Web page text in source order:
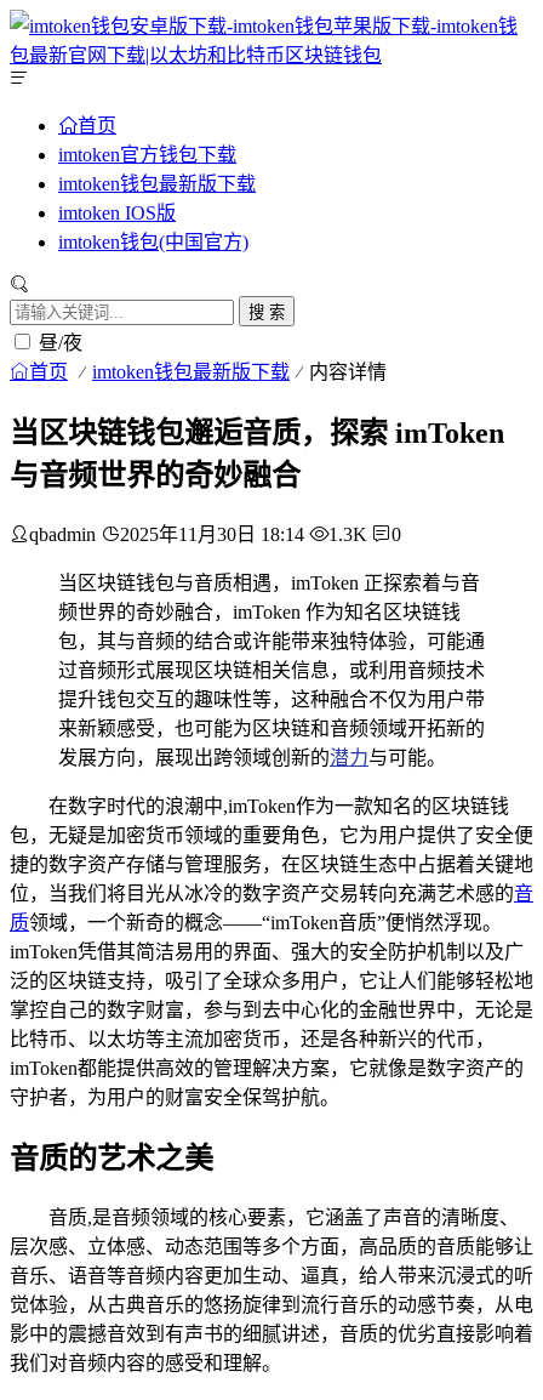
首页
imtoken官方钱包下载
imtoken钱包最新版下载
imtoken IOS版
imtoken钱包(中国官方)
搜 索
昼/夜
首页 imtoken钱包最新版下载 内容详情
当区块链钱包邂逅音质，探索 imToken
与音频世界的奇妙融合
qbadmin 2025年11月30日 18:14 1.3K 0
当区块链钱包与音质相遇，imToken 正探索着与音
频世界的奇妙融合，imToken 作为知名区块链钱
包，其与音频的结合或许能带来独特体验，可能通
过音频形式展现区块链相关信息，或利用音频技术
提升钱包交互的趣味性等，这种融合不仅为用户带
来新颖感受，也可能为区块链和音频领域开拓新的
发展方向，展现出跨领域创新的潜力与可能。
在数字时代的浪潮中,imToken作为一款知名的区块链钱
包，无疑是加密货币领域的重要角色，它为用户提供了安全便
捷的数字资产存储与管理服务，在区块链生态中占据着关键地
位，当我们将目光从冰冷的数字资产交易转向充满艺术感的音
质领域，一个新奇的概念——“imToken音质”便悄然浮现。
imToken凭借其简洁易用的界面、强大的安全防护机制以及广
泛的区块链支持，吸引了全球众多用户，它让人们能够轻松地
掌控自己的数字财富，参与到去中心化的金融世界中，无论是
比特币、以太坊等主流加密货币，还是各种新兴的代币，
imToken都能提供高效的管理解决方案，它就像是数字资产的
守护者，为用户的财富安全保驾护航。
音质的艺术之美
音质,是音频领域的核心要素，它涵盖了声音的清晰度、
层次感、立体感、动态范围等多个方面，高品质的音质能够让
音乐、语音等音频内容更加生动、逼真，给人带来沉浸式的听
觉体验，从古典音乐的悠扬旋律到流行音乐的动感节奏，从电
影中的震撼音效到有声书的细腻讲述，音质的优劣直接影响着
我们对音频内容的感受和理解。